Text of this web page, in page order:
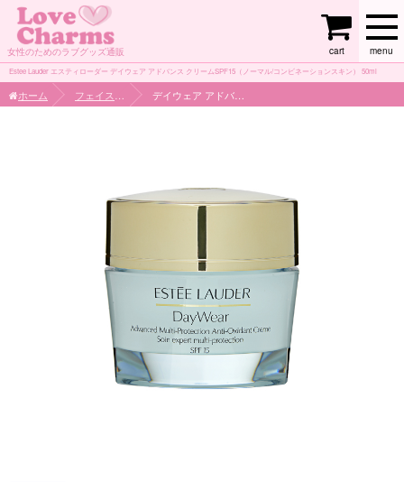
女性のためのラブグッズ通販 menu
cart
Estee Lauder エスティローダー デイウェア アドバンス クリームSPF15（ノーマル/コンビネーションスキン） 50ml
ホーム